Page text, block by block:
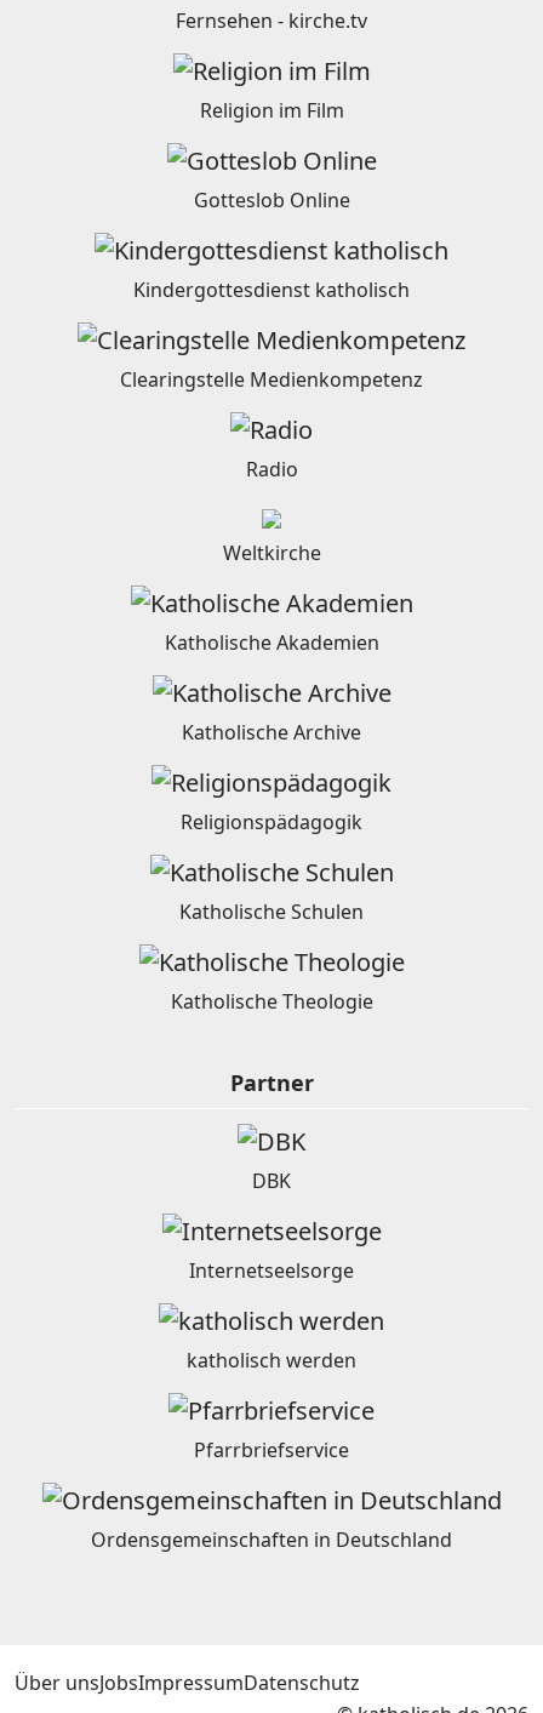
Fernsehen - kirche.tv
Religion im Film
Gotteslob Online
Kindergottesdienst katholisch
Clearingstelle Medienkompetenz
Radio
Weltkirche
Katholische Akademien
Katholische Archive
Religionspädagogik
Katholische Schulen
Katholische Theologie
Partner
DBK
Internetseelsorge
katholisch werden
Pfarrbriefservice
Ordensgemeinschaften in Deutschland
Über unsJobsImpressumDatenschutz